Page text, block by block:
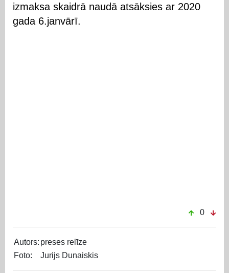
izmaksa skaidrā naudā atsāksies ar 2020
gada 6.janvārī.
0
Autors: preses relīze
Foto:
Jurijs Dunaiskis